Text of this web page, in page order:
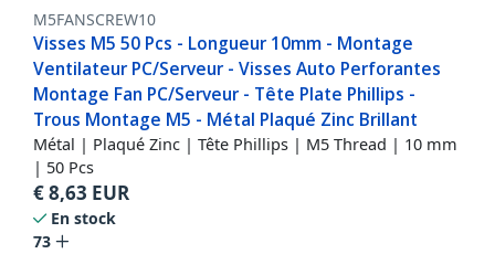
M5FANSCREW10
Visses M5 50 Pcs - Longueur 10mm - Montage
Ventilateur PC/Serveur - Visses Auto Perforantes
Montage Fan PC/Serveur - Tête Plate Phillips -
Trous Montage M5 - Métal Plaqué Zinc Brillant
Métal | Plaqué Zinc | Tête Phillips | M5 Thread | 10 mm
| 50 Pcs
€8,63 EUR
En stock
73